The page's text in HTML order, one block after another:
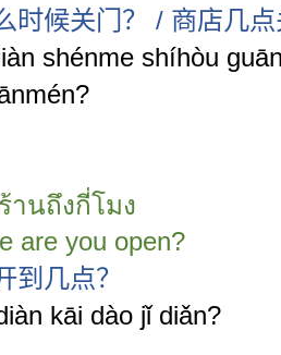
时候关门？
/ 商店几
shénme shíhòu
านถึงกี่โมง
are you open?
到几点？
kāi dào jǐ diǎn?